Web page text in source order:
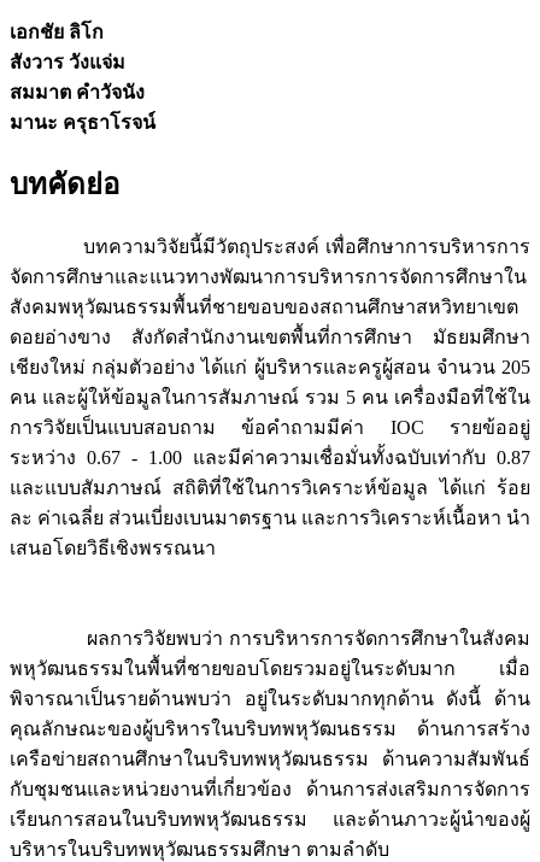
เอกชัย ลิโก
สังวาร วังแจ่ม
สมมาต คำวัจนัง
มานะ ครุธาโรจน์
บทคัดย่อ
บทความวิจัยนี้มีวัตถุประสงค์ เพื่อศึกษาการบริหารการ
จัดการศึกษาและแนวทางพัฒนาการบริหารการจัดการศึกษาใน
สังคมพหุวัฒนธรรมพื้นที่ชายขอบของสถานศึกษาสหวิทยาเขต
ดอยอ่างขาง สังกัดสำนักงานเขตพื้นที่การศึกษา มัธยมศึกษา
เชียงใหม่ กลุ่มตัวอย่าง ได้แก่ ผู้บริหารและครูผู้สอน จำนวน 205
คน และผู้ให้ข้อมูลในการสัมภาษณ์ รวม 5 คน เครื่องมือที่ใช้ใน
การวิจัยเป็นแบบสอบถาม ข้อคำถามมีค่า IOC รายข้ออยู่
ระหว่าง 0.67 - 1.00 และมีค่าความเชื่อมั่นทั้งฉบับเท่ากับ 0.87
และแบบสัมภาษณ์ สถิติที่ใช้ในการวิเคราะห์ข้อมูล ได้แก่ ร้อย
ละ ค่าเฉลี่ย ส่วนเบี่ยงเบนมาตรฐาน และการวิเคราะห์เนื้อหา นำ
เสนอโดยวิธีเชิงพรรณนา
ผลการวิจัยพบว่า การบริหารการจัดการศึกษาในสังคม
พหุวัฒนธรรมในพื้นที่ชายขอบโดยรวมอยู่ในระดับมาก เมื่อ
พิจารณาเป็นรายด้านพบว่า อยู่ในระดับมากทุกด้าน ดังนี้ ด้าน
คุณลักษณะของผู้บริหารในบริบทพหุวัฒนธรรม ด้านการสร้าง
เครือข่ายสถานศึกษาในบริบทพหุวัฒนธรรม ด้านความสัมพันธ์
กับชุมชนและหน่วยงานที่เกี่ยวข้อง ด้านการส่งเสริมการจัดการ
เรียนการสอนในบริบทพหุวัฒนธรรม และด้านภาวะผู้นำของผู้
บริหารในบริบทพหุวัฒนธรรมศึกษา ตามลำดับ